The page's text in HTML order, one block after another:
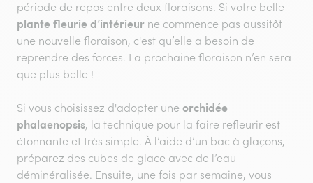
période de repos entre deux floraisons. Si votre belle
plante fleurie d’intérieur ne commence pas aussitôt
une nouvelle floraison, c'est qu’elle a besoin de
reprendre des forces. La prochaine floraison n’en sera
que plus belle !
Si vous choisissez d'adopter une orchidée
phalaenopsis, la technique pour la faire refleurir est
étonnante et très simple. À l’aide d’un bac à glaçons,
préparez des cubes de glace avec de l’eau
déminéralisée. Ensuite, une fois par semaine, vous